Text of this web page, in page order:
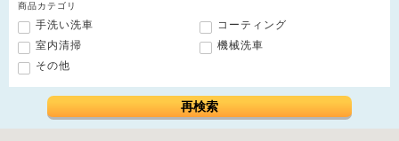
商品カテゴリ
手洗い洗車
コーティング
室内清掃
機械洗車
その他
再検索